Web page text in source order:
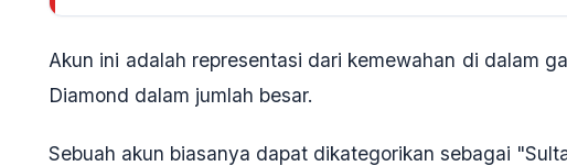
Akun ini adalah representasi dari kemewahan di dalam
Diamond dalam jumlah besar.
Sebuah akun biasanya dapat dikategorikan sebagai